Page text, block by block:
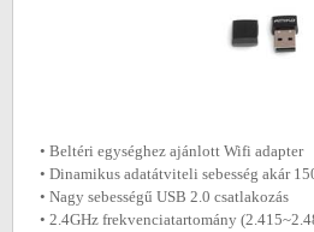
• Beltéri egységhez ajánlott Wifi adapter
• Dinamikus adatátviteli sebesség akár
• Nagy sebességű USB 2.0 csatlakozás
• 2.4GHz frekvenciatartomány